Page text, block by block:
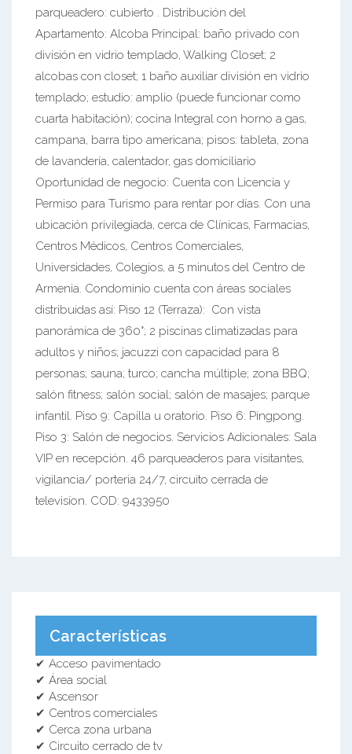
parqueadero: cubierto . Distribución del
Apartamento: Alcoba Principal: baño privado con
división en vidrio templado, Walking Closet; 2
alcobas con closet; 1 baño auxiliar división en vidrio
templado; estudio: amplio (puede funcionar como
cuarta habitación); cocina Integral con horno a gas,
campana, barra tipo americana; pisos: tableta, zona
de lavandería, calentador, gas domiciliario
Oportunidad de negocio: Cuenta con Licencia y
Permiso para Turismo para rentar por días. Con una
ubicación privilegiada, cerca de Clínicas, Farmacias,
Centros Médicos, Centros Comerciales,
Universidades, Colegios, a 5 minutos del Centro de
Armenia. Condominio cuenta con áreas sociales
distribuidas así: Piso 12 (Terraza): Con vista
panorámica de 360°; 2 piscinas climatizadas para
adultos y niños; jacuzzi con capacidad para 8
personas; sauna; turco; cancha múltiple; zona BBQ;
salón fitness; salón social; salón de masajes; parque
infantil. Piso 9: Capilla u oratorio. Piso 6: Pingpong.
Piso 3: Salón de negocios. Servicios Adicionales: Sala
VIP en recepción. 46 parqueaderos para visitantes,
vigilancia/ porteria 24/7, circuito cerrada de
televisíon. COD: 9433950
Características
✔ Acceso pavimentado
✔ Área social
✔ Ascensor
✔ Centros comerciales
✔ Cerca zona urbana
✔ Circuito cerrado de tv